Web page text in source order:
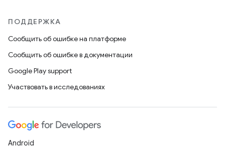
ПОДДЕРЖКА
Сообщить об ошибке на платформе
Сообщить об ошибке в документации
Google Play support
Участвовать в исследованиях
Android